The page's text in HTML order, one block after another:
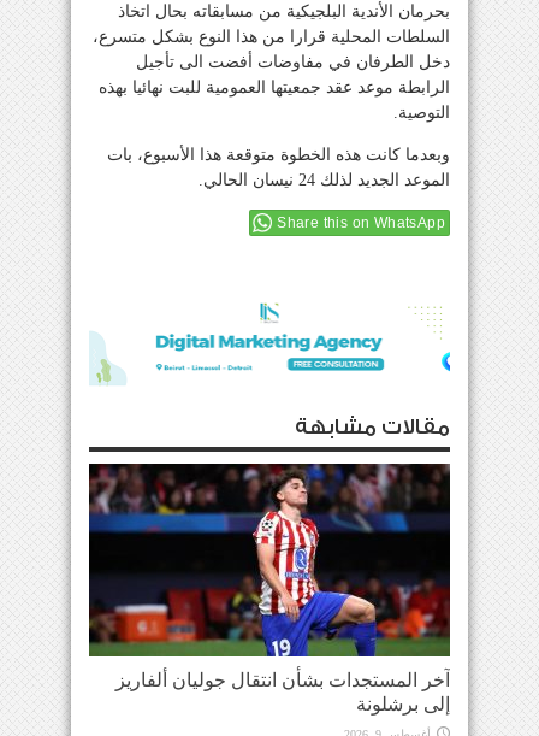
بحرمان الأندية البلجيكية من مسابقاته بحال اتخاذ
السلطات المحلية قرارا من هذا النوع بشكل متسرع،
دخل الطرفان في مفاوضات أفضت الى تأجيل
الرابطة موعد عقد جمعيتها العمومية للبت نهائيا بهذه
التوصية.
وبعدما كانت هذه الخطوة متوقعة هذا الأسبوع، بات
الموعد الجديد لذلك 24 نيسان الحالي.
Share this on WhatsApp
مقالات مشابهة
آخر المستجدات بشأن انتقال جوليان ألفاريز
إلى برشلونة